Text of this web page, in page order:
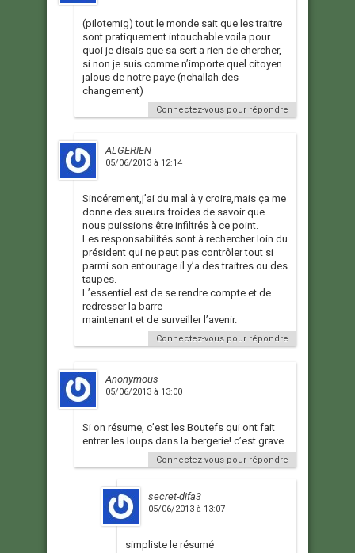
(pilotemig) tout le monde sait que les traitre
sont pratiquement intouchable voila pour
quoi je disais que sa sert a rien de chercher,
si non je suis comme n’importe quel citoyen
jalous de notre paye (nchallah des
changement)
Connectez-vous pour répondre
ALGERIEN
05/06/2013 à 12:14
Sincérement,j’ai du mal à y croire,mais ça me
donne des sueurs froides de savoir que
nous puissions être infiltrés à ce point.
Les responsabilités sont à rechercher loin du
président qui ne peut pas contrôler tout si
parmi son entourage il y’a des traitres ou des
taupes.
L’essentiel est de se rendre compte et de
redresser la barre
maintenant et de surveiller l’avenir.
Connectez-vous pour répondre
Anonymous
05/06/2013 à 13:00
Si on résume, c’est les Boutefs qui ont fait
entrer les loups dans la bergerie! c’est grave.
Connectez-vous pour répondre
secret-difa3
05/06/2013 à 13:07
simpliste le résumé